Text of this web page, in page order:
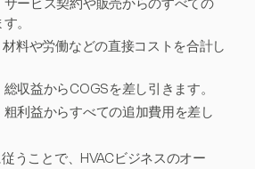
サービス契約や販売からのすべての
。
材料や労働などの直接コストを合計し
総収益からCOGSを差し引きます。
粗利益からすべての追加費用を差し
うことで、HVACビジネスのオー